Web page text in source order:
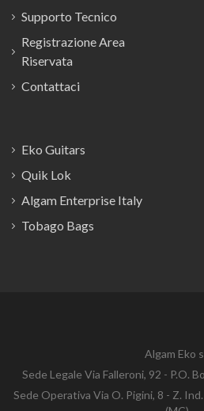
Supporto Tecnico
Registrazione Area
Riservata
Contattaci
Eko Guitars
Quik Lok
Algam Enterprise Italy
Tobago Bags
Algam Eko
Sede Legale Via Falleroni, 92 - P.O.
Sede Operativa Via O. Pigini, 8 - Z.